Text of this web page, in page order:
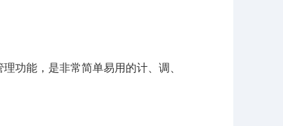
功能，是非常简单易用的计、调、